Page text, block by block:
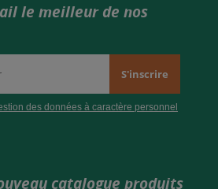
le meilleur de nos
catalogue produits